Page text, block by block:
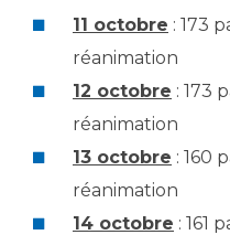
11 octobre : 173
réanimation
12 octobre : 173
réanimation
13 octobre : 160
réanimation
14 octobre : 161